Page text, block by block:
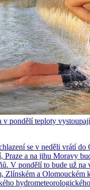
v pondělí teploty
se v neděli vrátí do
Praze a na jihu Moravy
V pondělí to bude už na
Zlínském a Olomouckém